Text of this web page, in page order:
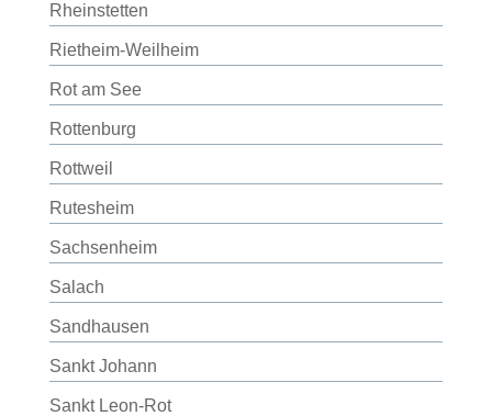
Rheinstetten
Rietheim-Weilheim
Rot am See
Rottenburg
Rottweil
Rutesheim
Sachsenheim
Salach
Sandhausen
Sankt Johann
Sankt Leon-Rot